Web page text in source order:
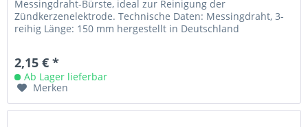
Messingdraht-Bürste, ideal zur Reinigung der
Zündkerzenelektrode. Technische Daten: Messingdraht, 3-
reihig Länge: 150 mm hergestellt in Deutschland
2,15 € *
Ab Lager lieferbar
Merken